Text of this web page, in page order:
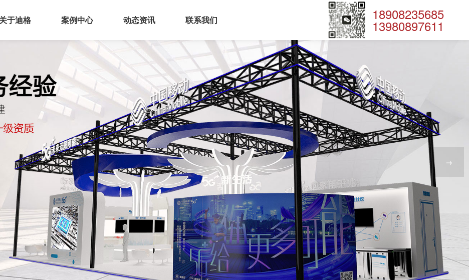
关于迪格
荣誉资质
服务范围
案例中心
展厅空间
会议活动
环保展具
文化建设
动态资讯 联系我们 18908235685
13980897611
→